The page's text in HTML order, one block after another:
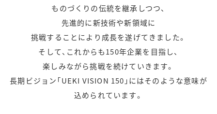
ものづくりの伝統を継承しつつ、
先進的に新技術や新領域に
挑戦することにより成長を遂げてきました。
そして、これからも150年企業を目指し、
楽しみながら挑戦を続けていきます。
長期ビジョン「UEKI VISION 150」にはそのような意味が
込められています。